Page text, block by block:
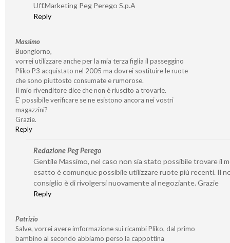
Uff.Marketing Peg Perego S.p.A
Reply
Massimo
Buongiorno,
vorrei utilizzare anche per la mia terza figlia il passeggino
Pliko P3 acquistato nel 2005 ma dovrei sostituire le ruote
che sono piuttosto consumate e rumorose.
Il mio rivenditore dice che non è riuscito a trovarle.
E’ possibile verificare se ne esistono ancora nei vostri
magazzini?
Grazie.
Reply
Redazione Peg Perego
Gentile Massimo, nel caso non sia stato possibile trovare il
esatto è comunque possibile utilizzare ruote più recenti. Il
consiglio è di rivolgersi nuovamente al negoziante. Grazie
Reply
Patrizio
Salve, vorrei avere imformazione sui ricambi Pliko, dal primo
bambino al secondo abbiamo perso la cappottina